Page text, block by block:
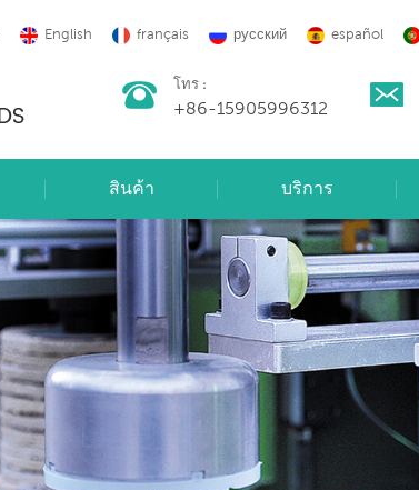
English français русский español
โทร :
+86-15905996312
สินค้า บริการ